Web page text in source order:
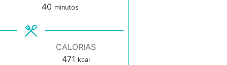
40minutos
minutos
CALORIAS
471 kcal